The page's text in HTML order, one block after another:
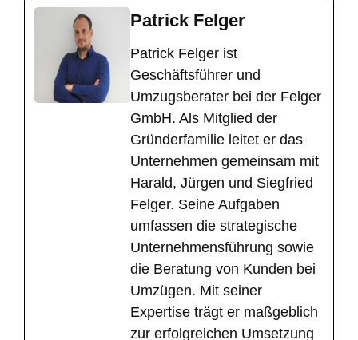
Patrick Felger
​Patrick Felger ist
Geschäftsführer und
Umzugsberater bei der Felger
GmbH. Als Mitglied der
Gründerfamilie leitet er das
Unternehmen gemeinsam mit
Harald, Jürgen und Siegfried
Felger. Seine Aufgaben
umfassen die strategische
Unternehmensführung sowie
die Beratung von Kunden bei
Umzügen. Mit seiner
Expertise trägt er maßgeblich
zur erfolgreichen Umsetzung